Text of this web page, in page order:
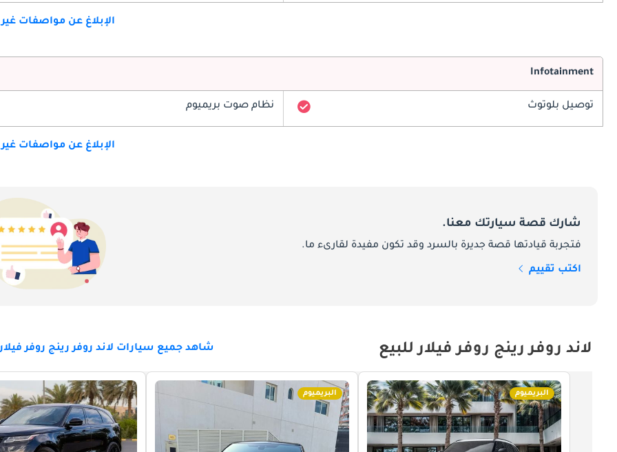
الإبلاغ عن مواصفات
Infotainment
توصيل بلوتوث نظام صوت بريميوم
الإبلاغ عن مواصفات
شارك قصة سيارتك معنا.
فتجربة قيادتها قصة جديرة بالسرد وقد تكون مفيدة لقارىء ما.
اكتب تقييم
لاند روفر رينج روفر فيلار للبيع شاهد جميع سيارات لاند روفر رينج روفر فيلار
البريميوم البريميوم